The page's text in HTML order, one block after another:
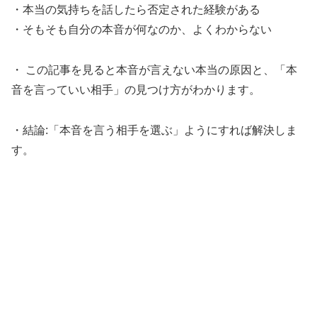
・本当の気持ちを話したら否定された経験がある
・そもそも自分の本音が何なのか、よくわからない
・ この記事を見ると本音が言えない本当の原因と、「本
音を言っていい相手」の見つけ方がわかります。
・結論:「本音を言う相手を選ぶ」ようにすれば解決しま
す。